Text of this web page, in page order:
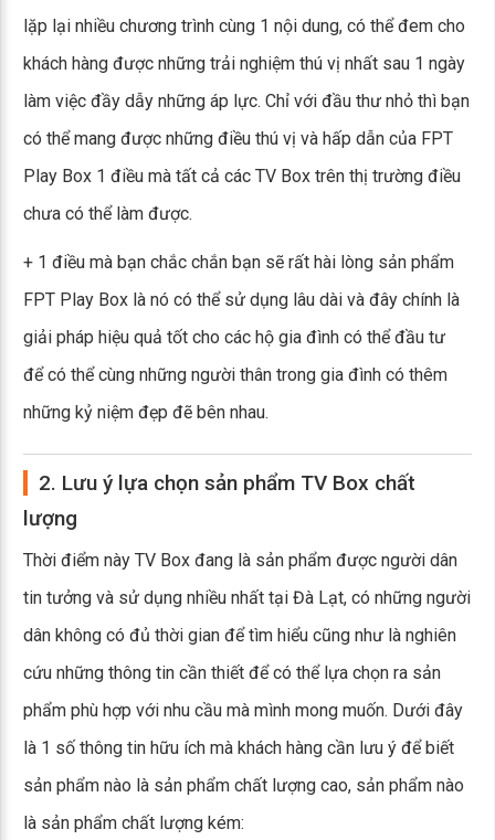
lặp lại nhiều chương trình cùng 1 nội dung, có thể đem cho
khách hàng được những trải nghiệm thú vị nhất sau 1 ngày
làm việc đầy dẫy những áp lực. Chỉ với đầu thư nhỏ thì bạn
có thể mang được những điều thú vị và hấp dẫn của FPT
Play Box 1 điều mà tất cả các TV Box trên thị trường điều
chưa có thể làm được.
+ 1 điều mà bạn chắc chắn bạn sẽ rất hài lòng sản phẩm
FPT Play Box là nó có thể sử dụng lâu dài và đây chính là
giải pháp hiệu quả tốt cho các hộ gia đình có thể đầu tư
để có thể cùng những người thân trong gia đình có thêm
những kỷ niệm đẹp đẽ bên nhau.
2. Lưu ý lựa chọn sản phẩm TV Box chất
lượng
Thời điểm này TV Box đang là sản phẩm được người dân
tin tưởng và sử dụng nhiều nhất tại Đà Lạt, có những người
dân không có đủ thời gian để tìm hiểu cũng như là nghiên
cứu những thông tin cần thiết để có thể lựa chọn ra sản
phẩm phù hợp với nhu cầu mà mình mong muốn. Dưới đây
là 1 số thông tin hữu ích mà khách hàng cần lưu ý để biết
sản phẩm nào là sản phẩm chất lượng cao, sản phẩm nào
là sản phẩm chất lượng kém: